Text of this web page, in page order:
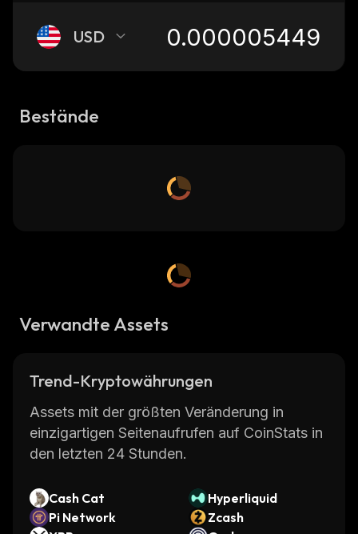
USD
Bestände
Verwandte Assets
Trend-Kryptowährungen
Assets mit der größten Veränderung in
einzigartigen Seitenaufrufen auf CoinStats in
den letzten 24 Stunden.
Cash Cat
Hyperliquid
Pi Network
Zcash